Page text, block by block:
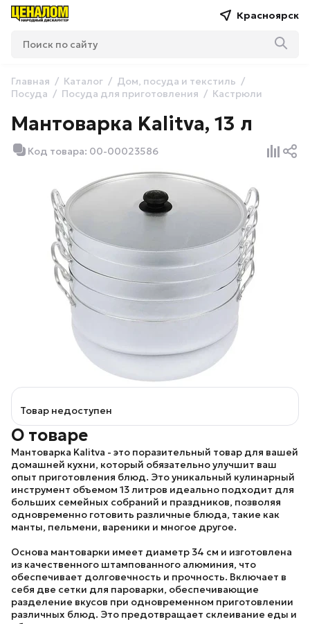
Красноярск
Главная Каталог
Дом, посуда и текстиль
Посуда
Посуда для приготовления Кастрюли
Мантоварка Kalitva, 13 л
Код товара: 00-00023586
Товар недоступен
О товаре
Мантоварка Kalitva - это поразительный товар для вашей
домашней кухни, который обязательно улучшит ваш
опыт приготовления блюд. Это уникальный кулинарный
инструмент объемом 13 литров идеально подходит для
больших семейных собраний и праздников, позволяя
одновременно готовить различные блюда, такие как
манты, пельмени, вареники и многое другое.
Основа мантоварки имеет диаметр 34 см и изготовлена
из качественного штампованного алюминия, что
обеспечивает долговечность и прочность. Включает в
себя две сетки для пароварки, обеспечивающие
разделение вкусов при одновременном приготовлении
различных блюд. Это предотвращает склеивание еды и